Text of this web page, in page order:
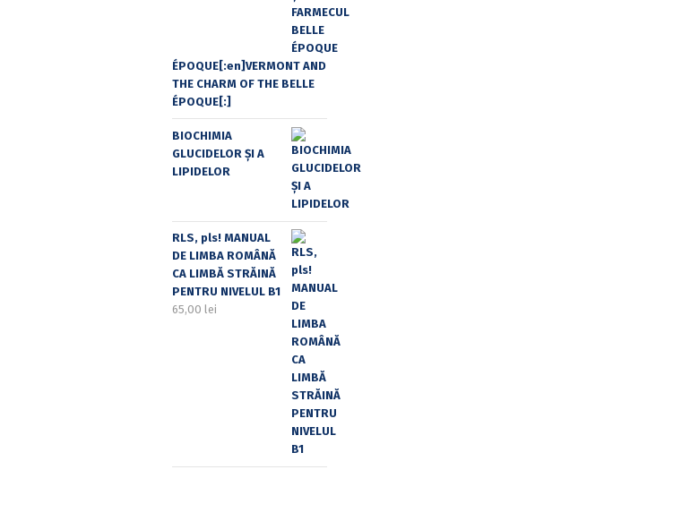
ÉPOQUE[:en]VERMONT AND
THE CHARM OF THE BELLE
ÉPOQUE[:]
BIOCHIMIA
GLUCIDELOR ȘI A
LIPIDELOR
RLS, pls! MANUAL
DE LIMBA ROMÂNĂ
CA LIMBĂ STRĂINĂ
PENTRU NIVELUL B1
65,00 lei